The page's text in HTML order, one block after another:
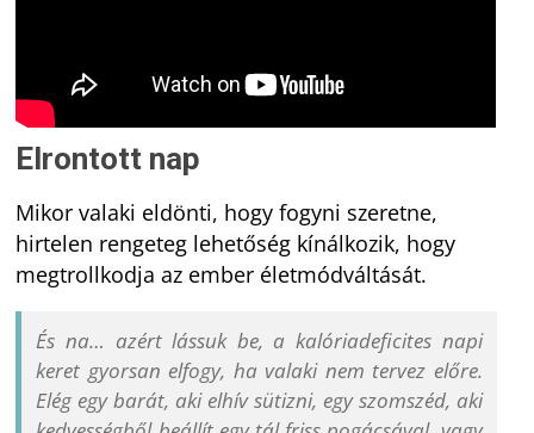
Elrontott nap
Mikor valaki eldönti, hogy fogyni szeretne,
hirtelen rengeteg lehetőség kínálkozik, hogy
megtrollkodja az ember életmódváltását.
És na… azért lássuk be, a kalóriadeficites napi
keret gyorsan elfogy, ha valaki nem tervez előre.
Elég egy barát, aki elhív sütizni, egy szomszéd, aki